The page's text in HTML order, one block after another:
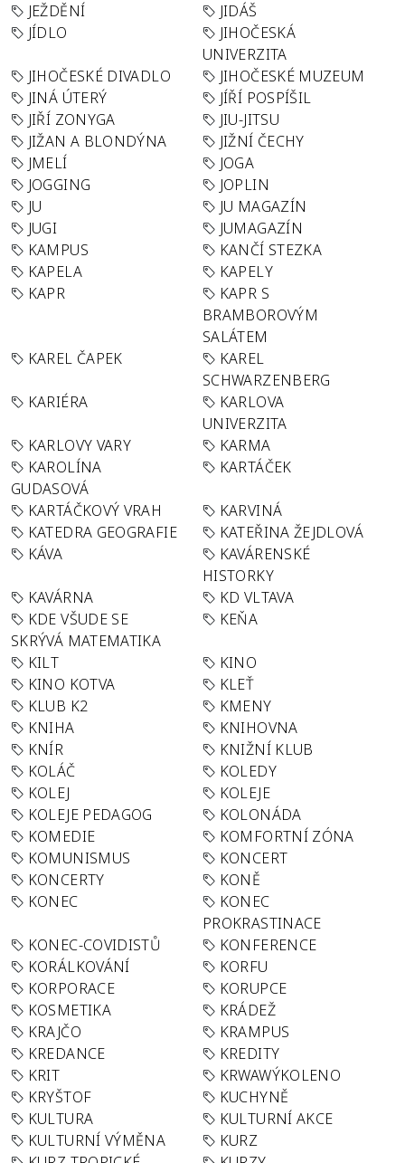
JEŽDĚNÍ
JIDÁŠ
JÍDLO
JIHOČESKÁ
UNIVERZITA
JIHOČESKÉ DIVADLO
JIHOČESKÉ MUZEUM
JINÁ ÚTERÝ
JÍŘÍ POSPÍŠIL
JIŘÍ ZONYGA
JIU-JITSU
JIŽAN A BLONDÝNA
JIŽNÍ ČECHY
JMELÍ
JOGA
JOGGING
JOPLIN
JU
JU MAGAZÍN
JUGI
JUMAGAZÍN
KAMPUS
KANČÍ STEZKA
KAPELA
KAPELY
KAPR
KAPR S
BRAMBOROVÝM
SALÁTEM
KAREL ČAPEK
KAREL
SCHWARZENBERG
KARIÉRA
KARLOVA
UNIVERZITA
KARLOVY VARY
KARMA
KAROLÍNA
GUDASOVÁ
KARTÁČEK
KARTÁČKOVÝ VRAH
KARVINÁ
KATEDRA GEOGRAFIE
KATEŘINA ŽEJDLOVÁ
KÁVA
KAVÁRENSKÉ
HISTORKY
KAVÁRNA
KD VLTAVA
KDE VŠUDE SE
SKRÝVÁ MATEMATIKA
KEŇA
KILT
KINO
KINO KOTVA
KLEŤ
KLUB K2
KMENY
KNIHA
KNIHOVNA
KNÍR
KNIŽNÍ KLUB
KOLÁČ
KOLEDY
KOLEJ
KOLEJE
KOLEJE PEDAGOG
KOLONÁDA
KOMEDIE
KOMFORTNÍ ZÓNA
KOMUNISMUS
KONCERT
KONCERTY
KONĚ
KONEC
KONEC
PROKRASTINACE
KONEC-COVIDISTŮ
KONFERENCE
KORÁLKOVÁNÍ
KORFU
KORPORACE
KORUPCE
KOSMETIKA
KRÁDEŽ
KRAJČO
KRAMPUS
KREDANCE
KREDITY
KRIT
KRWAWÝKOLENO
KRYŠTOF
KUCHYNĚ
KULTURA
KULTURNÍ AKCE
KULTURNÍ VÝMĚNA
KURZ